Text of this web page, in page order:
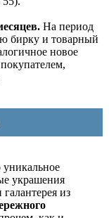
На период
бирку и товарный
новое
украшения
из